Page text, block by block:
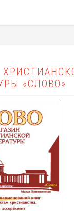
«СЛОВО»